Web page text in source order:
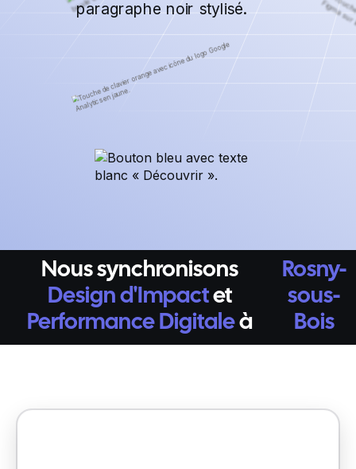
Nous synchronisons
Design d'Impactet
Performance Digitaleà
Rosny-
sous-
Bois